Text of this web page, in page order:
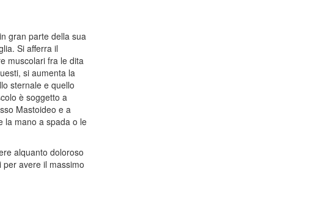
gran parte della sua
Si afferra il
muscolari fra le dita
si aumenta la
sternale e quello
è soggetto a
Mastoideo e a
la mano a spada o le
alquanto doloroso
avere il massimo